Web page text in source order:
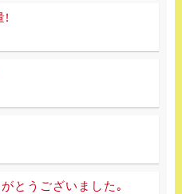
!
とうございました｡